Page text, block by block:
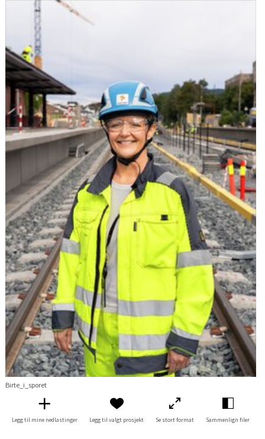
Birte_i_sporet
Legg til mine nedlastinger Legg til valgt prosjekt Se stort format Sammenlign filer